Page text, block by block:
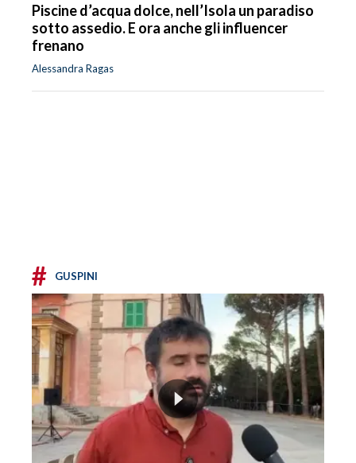
Piscine d’acqua dolce, nell’Isola un paradiso
sotto assedio. E ora anche gli influencer
frenano
Alessandra Ragas
# GUSPINI